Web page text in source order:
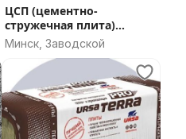
ЦСП (цементно-
стружечная плита)
малоформатная
Минск, Заводской